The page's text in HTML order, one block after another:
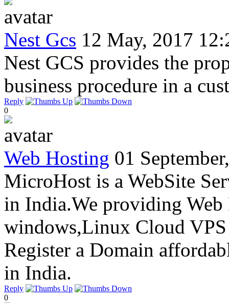
Nest Gcs 12 May, 2017
Nest GCS provides the
business procedure in a
Reply
0
Web Hosting 01
MicroHost is a WebSite
in India.We providing
windows,Linux Cloud
Register a Domain
in India.
Reply
0